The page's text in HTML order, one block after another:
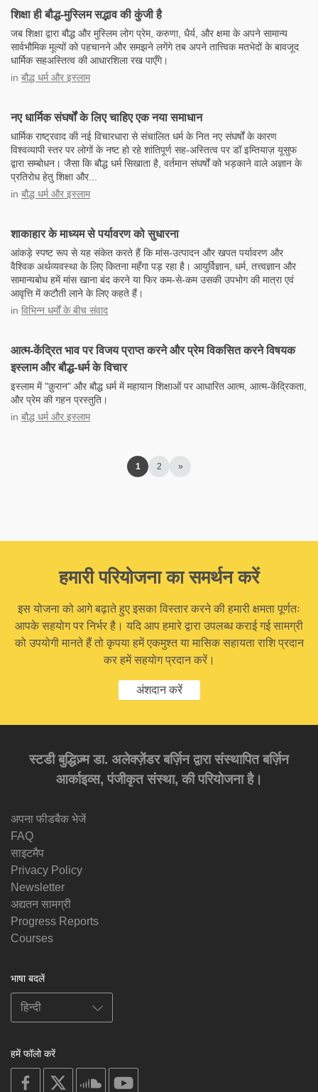
शिक्षा ही बौद्ध-मुस्लिम सद्भाव की कुंजी है
जब शिक्षा द्वारा बौद्ध और मुस्लिम लोग प्रेम, करुणा, धैर्य, और क्षमा के अपने सामान्य
सार्वभौमिक मूल्यों को पहचानने और समझने लगेंगे तब अपने तात्त्विक मतभेदों के बावजूद
धार्मिक सहअस्तित्व की आधारशिला रख पाएँगे।
in बौद्ध धर्म और इस्लाम
नए धार्मिक संघर्षों के लिए चाहिए एक नया समाधान
धार्मिक राष्ट्रवाद की नई विचारधारा से संचालित धर्म के नित नए संघर्षों के कारण
विश्वव्यापी स्तर पर लोगों के नष्ट हो रहे शांतिपूर्ण सह-अस्तित्व पर डॉ इम्तियाज़ यूसुफ
द्वारा सम्बोधन। जैसा कि बौद्ध धर्म सिखाता है, वर्तमान संघर्षों को भड़काने वाले अज्ञान के
प्रतिरोध हेतु शिक्षा और...
in बौद्ध धर्म और इस्लाम
शाकाहार के माध्यम से पर्यावरण को सुधारना
आंकड़े स्पष्ट रूप से यह संकेत करते हैं कि मांस-उत्पादन और खपत पर्यावरण और
वैश्विक अर्थव्यवस्था के लिए कितना महँगा पड़ रहा है। आयुर्विज्ञान, धर्म, तत्त्वज्ञान और
सामान्यबोध हमें मांस खाना बंद करने या फिर कम-से-कम उसकी उपभोग की मात्रा एवं
आवृत्ति में कटौती लाने के लिए कहते हैं।
in विभिन्न धर्मों के बीच संवाद
आत्म-केंद्रित भाव पर विजय प्राप्त करने और प्रेम विकसित करने विषयक
इस्लाम और बौद्ध-धर्म के विचार
इस्लाम में "क़ुरान" और बौद्ध धर्म में महायान शिक्षाओं पर आधारित आत्म, आत्म-केंद्रिकता,
और प्रेम की गहन प्रस्तुति।
in बौद्ध धर्म और इस्लाम
1 2 »
हमारी परियोजना का समर्थन करें
इस योजना को आगे बढ़ाते हुए इसका विस्तार करने की हमारी क्षमता पूर्णतः
आपके सहयोग पर निर्भर है। यदि आप हमारे द्वारा उपलब्ध कराई गई सामग्री
को उपयोगी मानते हैं तो कृपया हमें एकमुश्त या मासिक सहायता राशि प्रदान
कर हमें सहयोग प्रदान करें।
अंशदान करें
स्टडी बुद्धिज़्म डा. अलेक्ज़ेंडर बर्ज़िन द्वारा संस्थापित बर्ज़िन
आर्काइव्स, पंजीकृत संस्था, की परियोजना है।
अपना फीडबैक भेजें
FAQ
साइटमैप
Privacy Policy
Newsletter
अद्यतन सामग्री
Progress Reports
Courses
भाषा बदलें
हमें फॉलो करें
on
facebook
soundcloud